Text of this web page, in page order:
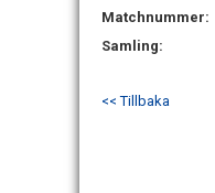
Matchnummer:
Samling:
<< Tillbaka